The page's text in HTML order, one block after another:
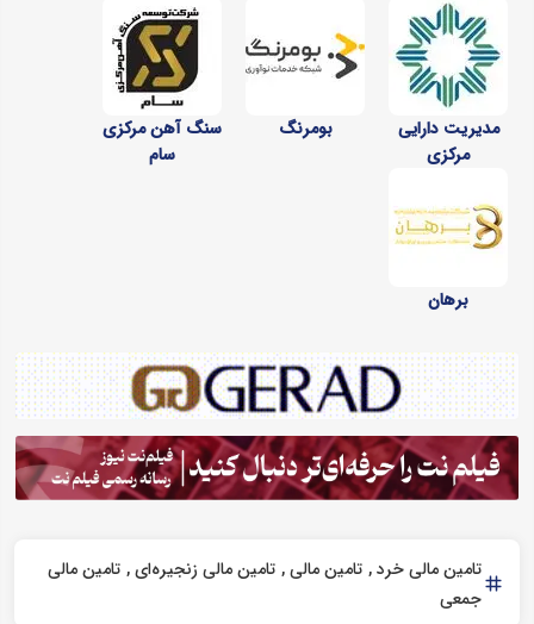
مدیریت دارایی
مرکزی
بومرنگ
سنگ آهن مرکزی
سام
برهان
تامین مالی خرد تامین مالی تامین مالی زنجیره‌ای تامین مالی
جمعی